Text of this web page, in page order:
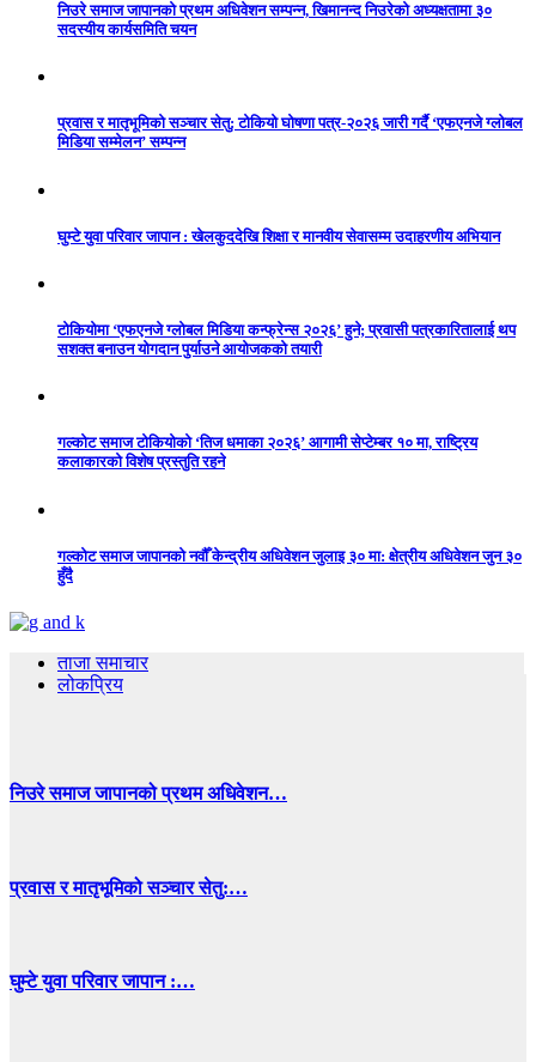
निउरे समाज जापानको प्रथम अधिवेशन सम्पन्न, खिमानन्द निउरेको अध्यक्षतामा ३०
सदस्यीय कार्यसमिति चयन
प्रवास र मातृभूमिको सञ्चार सेतु: टोकियो घोषणा पत्र-२०२६ जारी गर्दै ‘एफएनजे ग्लोबल
मिडिया सम्मेलन’ सम्पन्न
घुम्टे युवा परिवार जापान : खेलकुददेखि शिक्षा र मानवीय सेवासम्म उदाहरणीय अभियान
टोकियोमा ‘एफएनजे ग्लोबल मिडिया कन्फ्रेन्स २०२६’ हुने; प्रवासी पत्रकारितालाई थप
सशक्त बनाउन योगदान पुर्याउने आयोजकको तयारी
गल्कोट समाज टोकियोको ‘तिज धमाका २०२६’ आगामी सेप्टेम्बर १० मा, राष्ट्रिय
कलाकारको विशेष प्रस्तुति रहने
गल्कोट समाज जापानको नवौँ केन्द्रीय अधिवेशन जुलाइ ३० मा: क्षेत्रीय अधिवेशन जुन ३०
हुँदै
ताजा समाचार
लोकप्रिय
निउरे समाज जापानको प्रथम अधिवेशन…
प्रवास र मातृभूमिको सञ्चार सेतु:…
घुम्टे युवा परिवार जापान :…